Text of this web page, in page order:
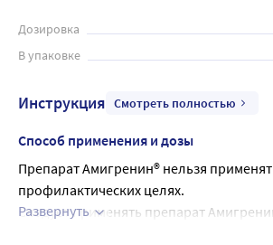
Дозировка
В упаковке
Инструкция Смотреть полностью
Способ применения и дозы
Препарат Амигренин® нельзя
профилактических целях.
Следует применять препарат
Развернуть